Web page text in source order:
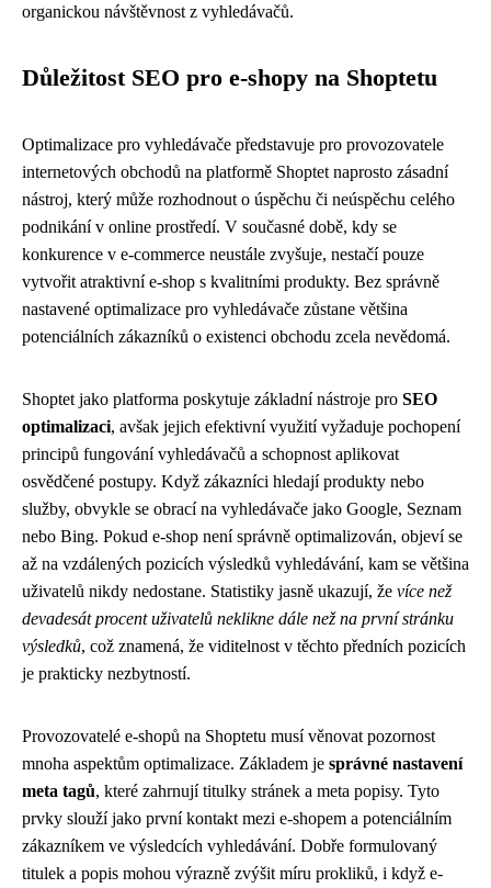
organickou návštěvnost z vyhledávačů.
Důležitost SEO pro e-shopy na Shoptetu
Optimalizace pro vyhledávače představuje pro provozovatele
internetových obchodů na platformě Shoptet naprosto zásadní
nástroj, který může rozhodnout o úspěchu či neúspěchu celého
podnikání v online prostředí. V současné době, kdy se
konkurence v e-commerce neustále zvyšuje, nestačí pouze
vytvořit atraktivní e-shop s kvalitními produkty. Bez správně
nastavené optimalizace pro vyhledávače zůstane většina
potenciálních zákazníků o existenci obchodu zcela nevědomá.
Shoptet jako platforma poskytuje základní nástroje pro SEO
optimalizaci, avšak jejich efektivní využití vyžaduje pochopení
principů fungování vyhledávačů a schopnost aplikovat
osvědčené postupy. Když zákazníci hledají produkty nebo
služby, obvykle se obrací na vyhledávače jako Google, Seznam
nebo Bing. Pokud e-shop není správně optimalizován, objeví se
až na vzdálených pozicích výsledků vyhledávání, kam se většina
uživatelů nikdy nedostane. Statistiky jasně ukazují, že více než
devadesát procent uživatelů neklikne dále než na první stránku
výsledků, což znamená, že viditelnost v těchto předních pozicích
je prakticky nezbytností.
Provozovatelé e-shopů na Shoptetu musí věnovat pozornost
mnoha aspektům optimalizace. Základem je správné nastavení
meta tagů, které zahrnují titulky stránek a meta popisy. Tyto
prvky slouží jako první kontakt mezi e-shopem a potenciálním
zákazníkem ve výsledcích vyhledávání. Dobře formulovaný
titulek a popis mohou výrazně zvýšit míru prokliků, i když e-